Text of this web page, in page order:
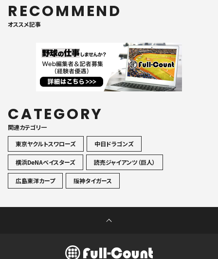
RECOMMEND
オススメ記事
CATEGORY
関連カテゴリ一
東京ヤクルトスワローズ
中日ドラゴンズ
横浜DeNAベイスターズ 読売ジャイアンツ（巨人）
広島東洋カープ 阪神タイガース